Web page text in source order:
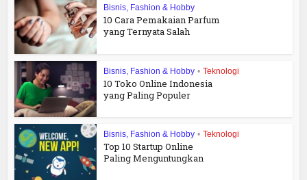
Bisnis, Fashion & Hobby
10 Cara Pemakaian Parfum
yang Ternyata Salah
Bisnis, Fashion & Hobby • Teknologi
10 Toko Online Indonesia
yang Paling Populer
Bisnis, Fashion & Hobby • Teknologi
Top 10 Startup Online
Paling Menguntungkan